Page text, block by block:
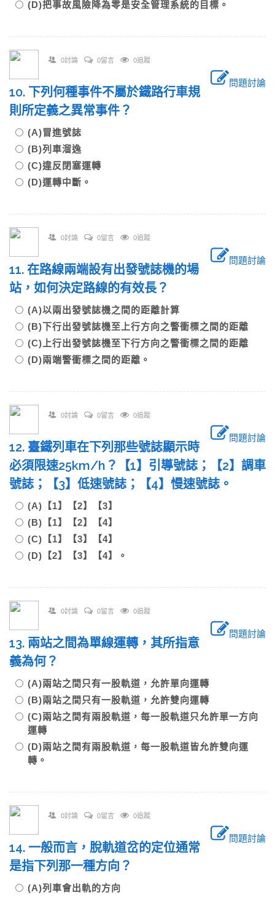
(D)把事故風險降為零是安全管理系統的目標。
0討論 0留言 0追蹤
問題討論
10. 下列何種事件不屬於鐵路行車規
則所定義之異常事件？
(A)冒進號誌
(B)列車溜逸
(C)違反閉塞運轉
(D)運轉中斷。
0討論 0留言 0追蹤
問題討論
11. 在路線兩端設有出發號誌機的場
站，如何決定路線的有效長？
(A)以兩出發號誌機之間的距離計算
(B)下行出發號誌機至上行方向之警衝標之間的距離
(C)上行出發號誌機至下行方向之警衝標之間的距離
(D)兩端警衝標之間的距離。
0討論 0留言 0追蹤
問題討論
12. 臺鐵列車在下列那些號誌顯示時
必須限速25km/h？【1】引導號誌；【2】調車
號誌；【3】低速號誌；【4】慢速號誌。
(A)【1】【2】【3】
(B)【1】【2】【4】
(C)【1】【3】【4】
(D)【2】【3】【4】。
0討論 0留言 0追蹤
問題討論
13. 兩站之間為單線運轉，其所指意
義為何？
(A)兩站之間只有一股軌道，允許單向運轉
(B)兩站之間只有一股軌道，允許雙向運轉
(C)兩站之間有兩股軌道，每一股軌道只允許單一方向
運轉
(D)兩站之間有兩股軌道，每一股軌道皆允許雙向運
轉。
0討論 0留言 0追蹤
問題討論
14. 一般而言，脫軌道岔的定位通常
是指下列那一種方向？
(A)列車會出軌的方向